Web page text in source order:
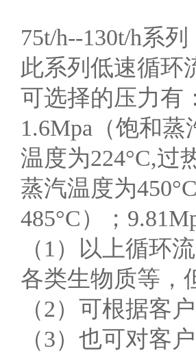
75t/h--130t/h系列
此系列低速循环
可选择的压力有
1.6Mpa（饱和蒸
温度为224°C,过
蒸汽温度为
485°C）；
（1）以上循环
各类生物质等，
（2）可根据客
（3）也可对客